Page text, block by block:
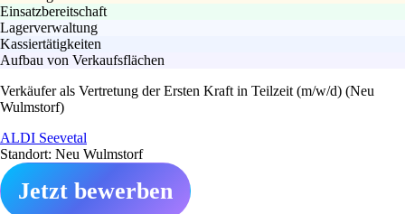
Einsatzbereitschaft
Lagerverwaltung
Kassiertätigkeiten
Aufbau von Verkaufsflächen
Verkäufer als Vertretung der Ersten Kraft in Teilzeit (m/w/d) (Neu
Wulmstorf)
ALDI Seevetal
Standort: Neu Wulmstorf
Jetzt bewerben